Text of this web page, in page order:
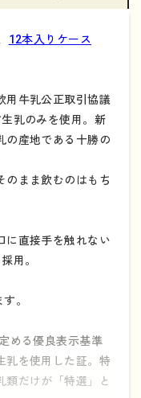
12本入りケース
用牛乳公正取引協議
乳のみを使用。新
の産地である十勝の
のまま飲むのはもち
に直接手を触れない
用。
。
める優良表示基準
乳を使用した証。特
類だけが「特選」と